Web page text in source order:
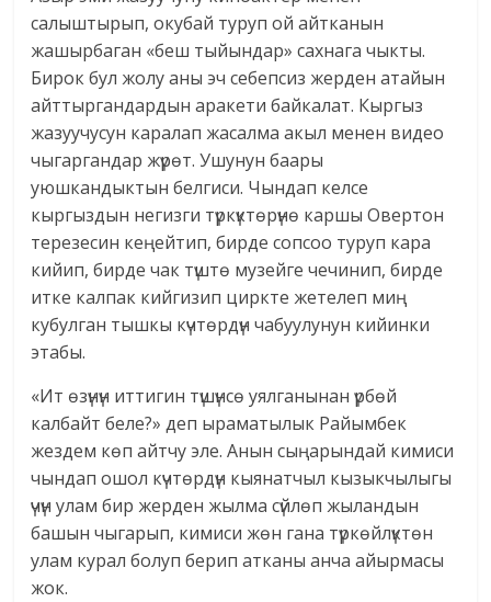
салыштырып, окубай туруп ой айтканын
жашырбаган «беш тыйындар» сахнага чыкты.
Бирок бул жолу аны эч себепсиз жерден атайын
айттыргандардын аракети байкалат. Кыргыз
жазуучусун каралап жасалма акыл менен видео
чыгаргандар жүрөт. Ушунун баары
уюшкандыктын белгиси. Чындап келсе
кыргыздын негизги түркүктөрүнө каршы Овертон
терезесин кеңейтип, бирде сопсоо туруп кара
кийип, бирде чак түштө музейге чечинип, бирде
итке калпак кийгизип циркте жетелеп миң
кубулган тышкы күчтөрдүн чабуулунун кийинки
этабы.
«Ит өзүнүн иттигин түшүнсө уялганынан үрбөй
калбайт беле?» деп ыраматылык Райымбек
жездем көп айтчу эле. Анын сыңарындай кимиси
чындап ошол күчтөрдүн кыянатчыл кызыкчылыгы
үчүн улам бир жерден жылма сүйлөп жыландын
башын чыгарып, кимиси жөн гана түркөйлүктөн
улам курал болуп берип атканы анча айырмасы
жок.